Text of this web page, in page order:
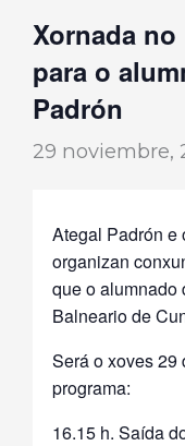
Xornada
para o
Padrón
29 noviembre,
Ategal Padrón
organizan
que o alumnado
Balneario de
Será o xoves 29
programa:
16.15 h. Saída